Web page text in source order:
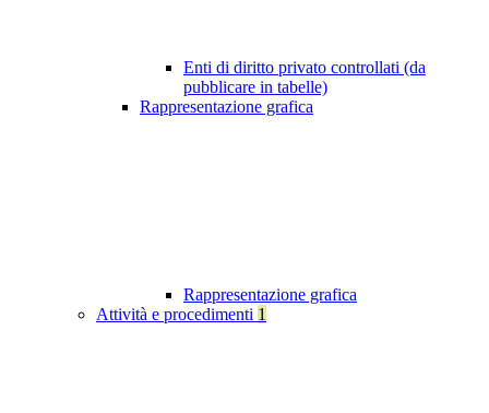
Enti di diritto privato controllati (da
pubblicare in tabelle)
Rappresentazione grafica
Rappresentazione grafica
Attività e procedimenti 1